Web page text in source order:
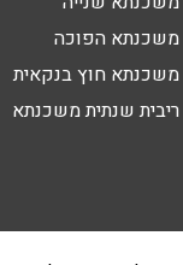
משכנתא הפוכה
משכנתא חוץ בנקאית
ריבית שנתית משכנתא